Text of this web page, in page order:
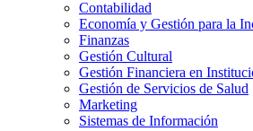
Contabilidad
Economía y Gestión para la
Finanzas
Gestión Cultural
Gestión Financiera en
Gestión de Servicios de Salud
Marketing
Sistemas de Información